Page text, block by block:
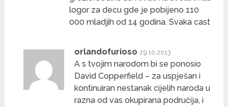
logor za decu gde je pobijeno 110
000 mladjih od 14 godina. Svaka cast
orlandofurioso 29.10.2013
A s tvojim narodom bi se ponosio
David Copperfield – za uspješan i
kontinuiran nestanak cijelih naroda u
razna od vas okupirana područija, i